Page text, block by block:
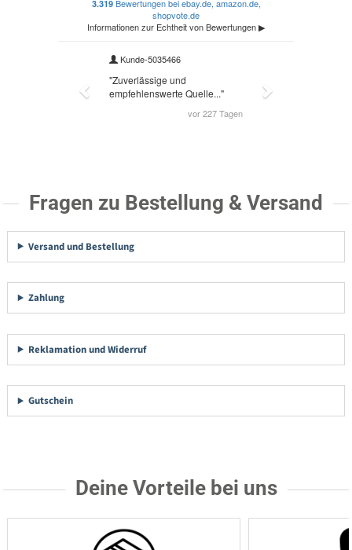
Fragen zu Bestellung & Versand
Versand und Bestellung
Zahlung
Reklamation und Widerruf
Gutschein
Deine Vorteile bei uns